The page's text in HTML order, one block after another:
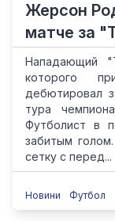
Жерсон
матче за
Нападающий
которого
дебютировал
тура
Футболист в
забитым
сетку с перед...
Новини Футбол